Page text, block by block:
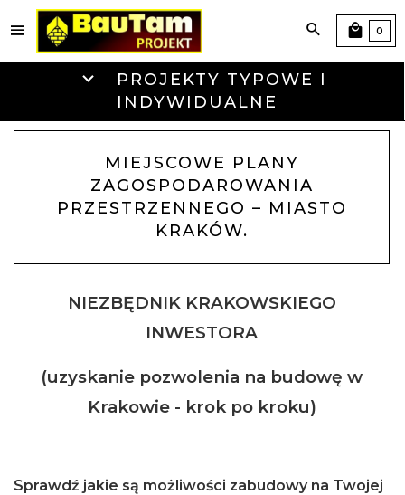
PROJEKTY TYPOWE I
INDYWIDUALNE
0
MIEJSCOWE PLANY
ZAGOSPODAROWANIA
PRZESTRZENNEGO – MIASTO
KRAKÓW.
NIEZBĘDNIK KRAKOWSKIEGO
INWESTORA
(uzyskanie pozwolenia na budowę w
Krakowie - krok po kroku)
Sprawdź jakie są możliwości zabudowy na Twojej